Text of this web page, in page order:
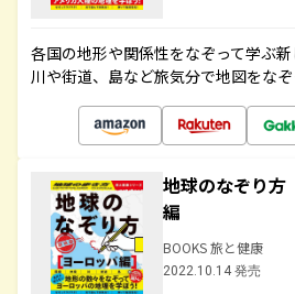
各国の地形や関係性をなぞって学ぶ新
川や街道、島など旅気分で地図をなぞ
地球のなぞり
編
BOOKS 旅と健康
2022.10.14 発売